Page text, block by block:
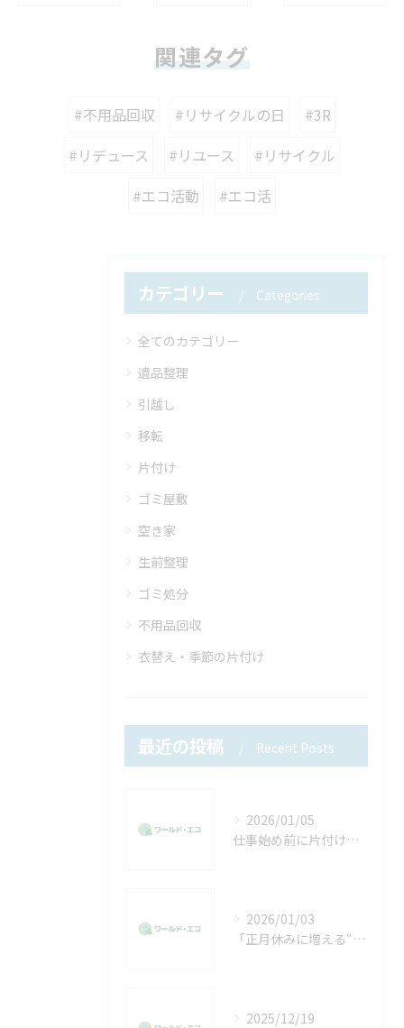
関連タグ
#不用品回収 #リサイクルの日
#3R
#リデュース
#リユース
#リサイクル
#エコ活動
#エコ活
カテゴリー Categories
全てのカテゴリー
遺品整理
引越し
移転
片付け
ゴミ屋敷
空き家
生前整理
ゴミ処分
不用品回収
衣替え・季節の片付け
最近の投稿 Recent Posts
2026/01/05
仕事始め前に片付けたい不用品。年末年始で溜まった物をリセットしませんか？
2026/01/03
「正月休みに増える“不用品回収”の相談。年末に片付けきれなかった方へ」
2025/12/19